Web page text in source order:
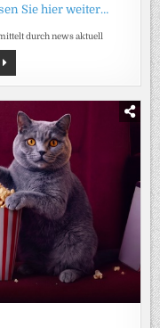
Sie hier weiter…
durch news aktuell
OKTOBER
2026
KINO